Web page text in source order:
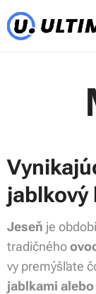
jablkový
Jeseň je
tradičného
vy premýšľate
jablkami